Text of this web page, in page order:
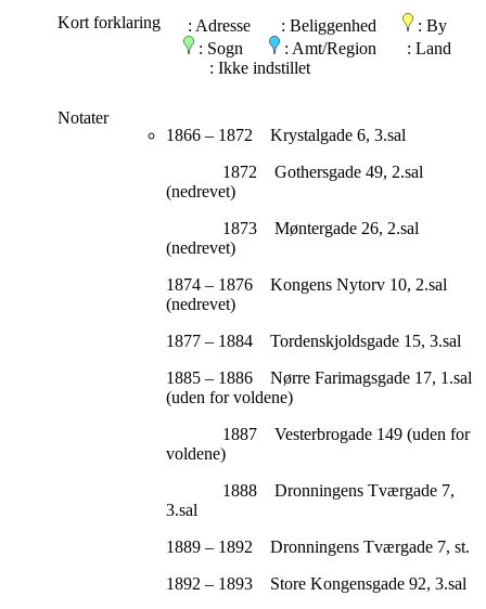
Kort forklaring
: Adresse : Beliggenhed
: By
: Sogn
: Amt/Region
: Land
: Ikke indstillet
Notater
1866 – 1872 Krystalgade 6, 3.sal
1872 Gothersgade 49, 2.sal
(nedrevet)
1873 Møntergade 26, 2.sal
(nedrevet)
1874 – 1876 Kongens Nytorv 10, 2.sal
(nedrevet)
1877 – 1884 Tordenskjoldsgade 15, 3.sal
1885 – 1886 Nørre Farimagsgade 17, 1.sal
(uden for voldene)
1887 Vesterbrogade 149 (uden for
voldene)
1888 Dronningens Tværgade 7,
3.sal
1889 – 1892 Dronningens Tværgade 7, st.
1892 – 1893 Store Kongensgade 92, 3.sal